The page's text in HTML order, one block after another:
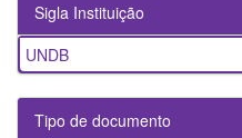
Sigla Instituição
UNDB
Tipo de documento